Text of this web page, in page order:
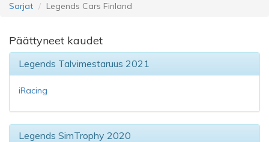
Sarjat Legends Cars Finland
Päättyneet kaudet
Legends Talvimestaruus 2021
iRacing
Legends SimTrophy 2020